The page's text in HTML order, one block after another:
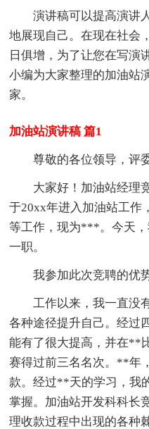
演讲稿可以提高演讲
地展现自己。在现在社会
日俱增，为了让您在写演
小编为大家整理的加油站
家。
加油站演讲稿 篇1
尊敬的各位领导，评
大家好！加油站经理
于20xx年进入加油站工
等工作，现为***。今天
一职。
我参加此次竞聘的优
工作以来，我一直没
各种途径提升自己。经过
能有了很大提高，并在**
赛得过前三名名次。**年
款。经过**天的学习，我
掌握。加油站开发科科长
理收款过程中出现的各种